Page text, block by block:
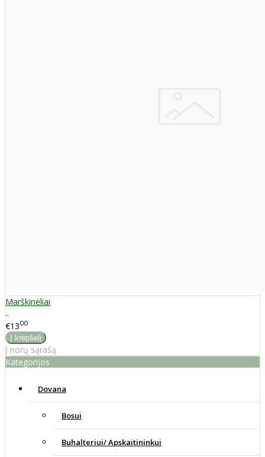
Marškinėliai
..
€1300
Į norų sąrašą
Kategorijos
Dovana
Bosui
Buhalteriui/ Apskaitininkui